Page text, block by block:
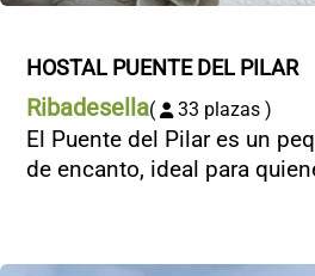
HOSTAL PUENTE DEL PILAR
Ribadesella( 33 plazas )
El Puente del Pilar es un
de encanto, ideal para